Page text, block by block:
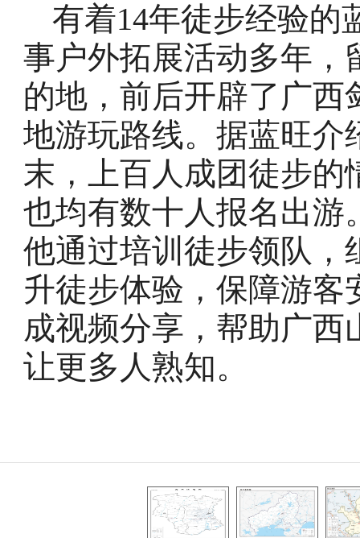
有着14年徒步经验的
事户外拓展活动多年，
的地，前后开辟了广
地游玩路线。据蓝旺介
末，上百人成团徒步的
也均有数十人报名出游
他通过培训徒步领队，
升徒步体验，保障游
成视频分享，帮助广西
让更多人熟知。